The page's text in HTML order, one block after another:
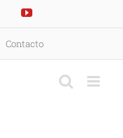
YouTube
Contacto